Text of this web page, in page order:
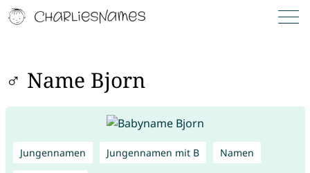
♂ Name Bjorn
Jungennamen Jungennamen mit B Namen